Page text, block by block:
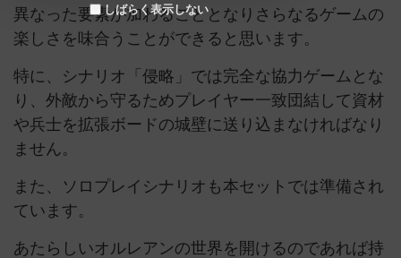
異なった要素が加わることとなりさらなるゲームの
楽しさを味合うことができると思います。
特に、シナリオ「侵略」では完全な協力ゲームとな
り、外敵から守るためプレイヤー一致団結して資材
や兵士を拡張ボードの城壁に送り込まなければなり
ません。
また、ソロプレイシナリオも本セットでは準備され
ています。
あたらしいオルレアンの世界を開けるのであれば持
しばらく表示しない